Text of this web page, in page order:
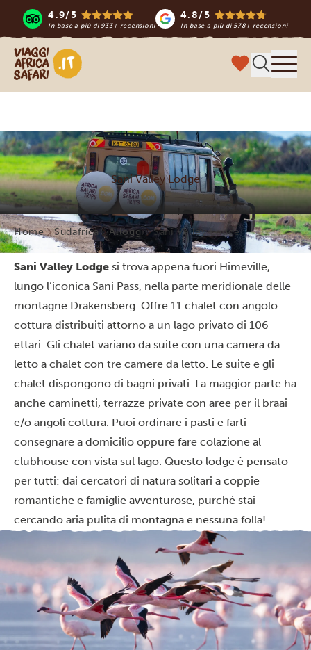
4.9/5
In base a più di 933+ recensioni
4.8/5
In base a più di578+ recensioni
Viaggi Africa Safari
Sani Valley Lodge
Home Sudafrica Alloggi Sani Valley Lodge
Sani Valley Lodge si trova appena fuori Himeville,
lungo l’iconica Sani Pass, nella parte meridionale delle
montagne Drakensberg. Offre 11 chalet con angolo
cottura distribuiti attorno a un lago privato di 106
ettari. Gli chalet variano da suite con una camera da
letto a chalet con tre camere da letto. Le suite e gli
chalet dispongono di bagni privati. La maggior parte ha
anche caminetti, terrazze private con aree per il braai
e/o angoli cottura. Puoi ordinare i pasti e farti
consegnare a domicilio oppure fare colazione al
clubhouse con vista sul lago. Questo lodge è pensato
per tutti: dai cercatori di natura solitari a coppie
romantiche e famiglie avventurose, purché stai
cercando aria pulita di montagna e nessuna folla!